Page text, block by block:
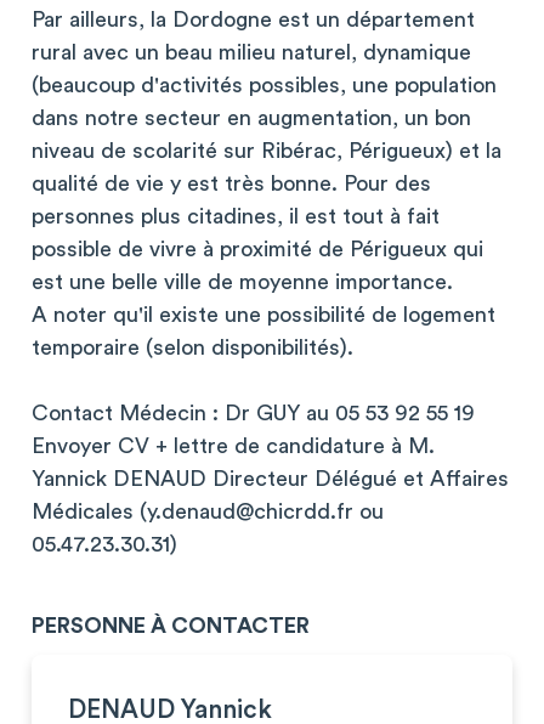
Par ailleurs, la Dordogne est un département
rural avec un beau milieu naturel, dynamique
(beaucoup d'activités possibles, une population
dans notre secteur en augmentation, un bon
niveau de scolarité sur Ribérac, Périgueux) et la
qualité de vie y est très bonne. Pour des
personnes plus citadines, il est tout à fait
possible de vivre à proximité de Périgueux qui
est une belle ville de moyenne importance.
A noter qu'il existe une possibilité de logement
temporaire (selon disponibilités).
Contact Médecin : Dr GUY au 05 53 92 55 19
Envoyer CV + lettre de candidature à M.
Yannick DENAUD Directeur Délégué et Affaires
Médicales (y.denaud@chicrdd.fr ou
05.47.23.30.31)
PERSONNE À CONTACTER
DENAUD Yannick